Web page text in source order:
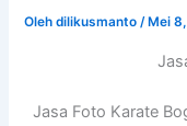
Olehdilikusmanto/ Mei
Jasa Foto Karate